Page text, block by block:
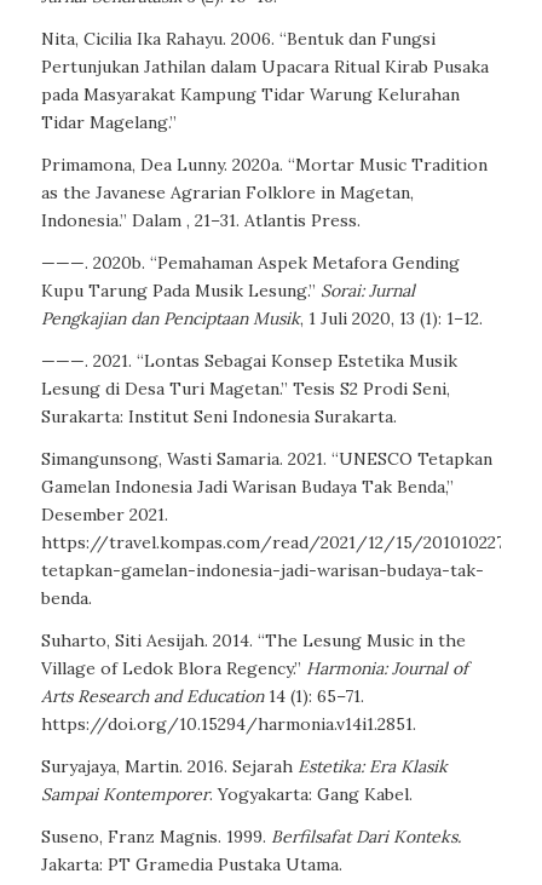
Nita, Cicilia Ika Rahayu. 2006. “Bentuk dan Fungsi
Pertunjukan Jathilan dalam Upacara Ritual Kirab Pusaka
pada Masyarakat Kampung Tidar Warung Kelurahan
Tidar Magelang.”
Primamona, Dea Lunny. 2020a. “Mortar Music Tradition
as the Javanese Agrarian Folklore in Magetan,
Indonesia.” Dalam , 21–31. Atlantis Press.
———. 2020b. “Pemahaman Aspek Metafora Gending
Kupu Tarung Pada Musik Lesung.” Sorai: Jurnal
Pengkajian dan Penciptaan Musik, 1 Juli 2020, 13 (1): 1–12.
———. 2021. “Lontas Sebagai Konsep Estetika Musik
Lesung di Desa Turi Magetan.” Tesis S2 Prodi Seni,
Surakarta: Institut Seni Indonesia Surakarta.
Simangunsong, Wasti Samaria. 2021. “UNESCO Tetapkan
Gamelan Indonesia Jadi Warisan Budaya Tak Benda,”
Desember 2021.
https://travel.kompas.com/read/2021/12/15/201010227/
tetapkan-gamelan-indonesia-jadi-warisan-budaya-tak-
benda.
Suharto, Siti Aesijah. 2014. “The Lesung Music in the
Village of Ledok Blora Regency.” Harmonia: Journal of
Arts Research and Education 14 (1): 65–71.
https://doi.org/10.15294/harmonia.v14i1.2851.
Suryajaya, Martin. 2016. Sejarah Estetika: Era Klasik
Sampai Kontemporer. Yogyakarta: Gang Kabel.
Suseno, Franz Magnis. 1999. Berfilsafat Dari Konteks.
Jakarta: PT Gramedia Pustaka Utama.